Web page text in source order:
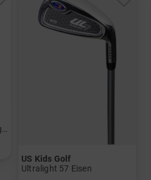
UL60 7 Schläger Stand Bag Set
US Kids Golf
Ultralight 57 Eisen